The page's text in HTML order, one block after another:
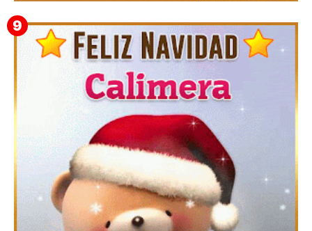
▷ Los Mejores Fondos de pantalla de feliz navidad
2022 📖